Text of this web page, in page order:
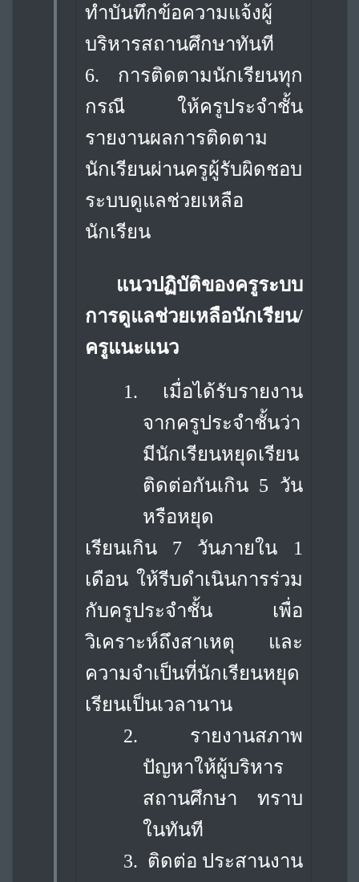
ทำบันทึกข้อความแจ้งผู้
บริหารสถานศึกษาทันที
6.
การติดตามนักเรียนทุก
กรณี ให้ครูประจำชั้น
รายงานผลการติดตาม
นักเรียนผ่านครูผู้รับผิดชอบ
ระบบดูแลช่วยเหลือ
นักเรียน
แนวปฏิบัติของครูระบบ
การดูแลช่วยเหลือนักเรียน/
ครูแนะแนว
1.
เมื่อได้รับรายงาน
จากครูประจำชั้นว่า
มีนักเรียนหยุดเรียน
ติดต่อกันเกิน 5 วัน
หรือหยุด
เรียนเกิน 7 วันภายใน 1
เดือน ให้รีบดำเนินการร่วม
กับครูประจำชั้น เพื่อ
วิเคราะห์ถึงสาเหตุ และ
ความจำเป็นที่นักเรียนหยุด
เรียนเป็นเวลานาน
2.
รายงานสภาพ
ปัญหาให้ผู้บริหาร
สถานศึกษา ทราบ
ในทันที
3. ติดต่อ ประสานงาน